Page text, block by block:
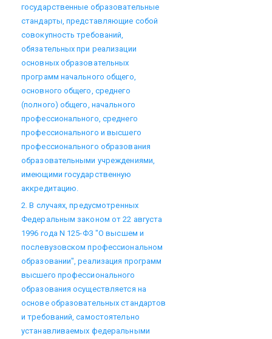
государственные образовательные
стандарты, представляющие собой
совокупность требований,
обязательных при реализации
основных образовательных
программ начального общего,
основного общего, среднего
(полного) общего, начального
профессионального, среднего
профессионального и высшего
профессионального образования
образовательными учреждениями,
имеющими государственную
аккредитацию.
2. В случаях, предусмотренных
Федеральным законом от 22 августа
1996 года N 125-ФЗ "О высшем и
послевузовском профессиональном
образовании", реализация программ
высшего профессионального
образования осуществляется на
основе образовательных стандартов
и требований, самостоятельно
устанавливаемых федеральными